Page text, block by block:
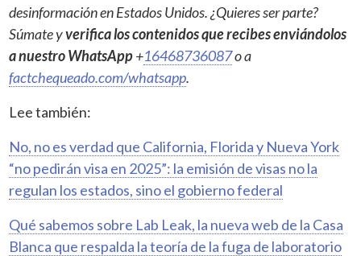
desinformación en Estados Unidos. ¿Quieres ser parte?
Súmate yverifica los contenidos que recibes enviándolos
a nuestro WhatsApp+16468736087o a
factchequeado.com/whatsapp.
Lee también:
No, no es verdad que California, Florida y Nueva York
“no pedirán visa en 2025”: la emisión de visas no la
regulan los estados, sino el gobierno federal
Qué sabemos sobre Lab Leak, la nueva web de la Casa
Blanca que respalda la teoría de la fuga de laboratorio